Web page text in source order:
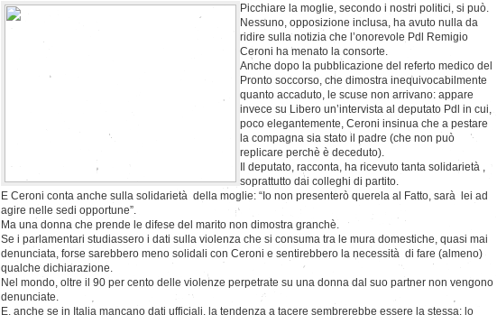
Picchiare la moglie, secondo i nostri politici, si può.
Nessuno, opposizione inclusa, ha avuto nulla da
ridire sulla notizia che l’onorevole Pdl Remigio
Ceroni ha menato la consorte.
Anche dopo la pubblicazione del referto medico del
Pronto soccorso, che dimostra inequivocabilmente
quanto accaduto, le scuse non arrivano: appare
invece su Libero un’intervista al deputato Pdl in cui,
poco elegantemente, Ceroni insinua che a pestare
la compagna sia stato il padre (che non può
replicare perchè è deceduto).
Il deputato, racconta, ha ricevuto tanta solidarietà ,
soprattutto dai colleghi di partito.
E Ceroni conta anche sulla solidarietà della moglie: “Io non presenterò querela al Fatto, sarà lei ad
agire nelle sedi opportune”.
Ma una donna che prende le difese del marito non dimostra granchè.
Se i parlamentari studiassero i dati sulla violenza che si consuma tra le mura domestiche, quasi mai
denunciata, forse sarebbero meno solidali con Ceroni e sentirebbero la necessità di fare (almeno)
qualche dichiarazione.
Nel mondo, oltre il 90 per cento delle violenze perpetrate su una donna dal suo partner non vengono
denunciate.
E, anche se in Italia mancano dati ufficiali, la tendenza a tacere sembrerebbe essere la stessa: lo